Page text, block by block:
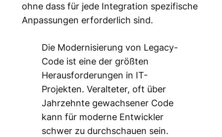
ohne dass für jede Integration spezifische
Anpassungen erforderlich sind.
Die Modernisierung von Legacy-
Code ist eine der größten
Herausforderungen in IT-
Projekten. Veralteter, oft über
Jahrzehnte gewachsener Code
kann für moderne Entwickler
schwer zu durchschauen sein.